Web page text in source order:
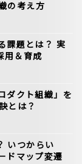
の考え方
課題とは？ 実
用＆育成
ダクト組織」を
とは？
いつからい
ドマップ変遷